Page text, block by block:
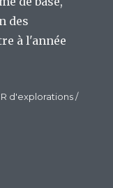
des
à l'année
d'explorations /